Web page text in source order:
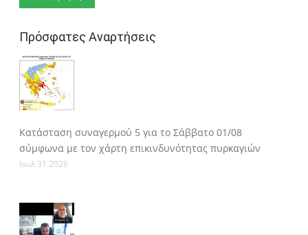
Πρόσφατες Αναρτήσεις
Κατάσταση συναγερμού 5 για το Σάββατο 01/08
σύμφωνα με τον χάρτη επικινδυνότητας πυρκαγιών
Ιουλ 31 2026